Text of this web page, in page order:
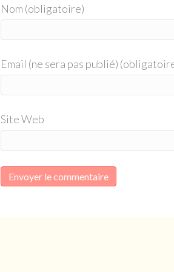
Nom (obligatoire)
Email (ne sera pas publié)
Site Web